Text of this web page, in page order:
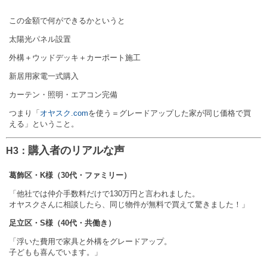
この金額で何ができるかというと
太陽光パネル設置
外構＋ウッドデッキ＋カーポート施工
新居用家電一式購入
カーテン・照明・エアコン完備
つまり「オヤスク.comを使う＝グレードアップした家が同じ価格で買
える」ということ。
H3： 購入者のリアルな声
葛飾区・K様（30代・ファミリー）
「他社では仲介手数料だけで130万円と言われました。
オヤスクさんに相談したら、同じ物件が無料で買えて驚きました！」
足立区・S様（40代・共働き）
「浮いた費用で家具と外構をグレードアップ。
子どもも喜んでいます。」